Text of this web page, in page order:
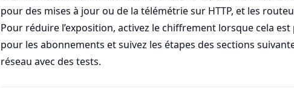
pour des mises à jour ou de la télémétrie sur HTTP, et les
Pour réduire l’exposition, activez le chiffrement lorsque cela
pour les abonnements et suivez les étapes des sections
réseau avec des tests.